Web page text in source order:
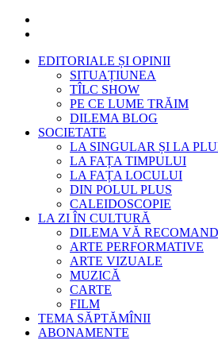
EDITORIALE ȘI OPINII
SITUAȚIUNEA
TÎLC SHOW
PE CE LUME TRĂIM
DILEMA BLOG
SOCIETATE
LA SINGULAR ȘI LA
LA FAȚA TIMPULUI
LA FAȚA LOCULUI
DIN POLUL PLUS
CALEIDOSCOPIE
LA ZI ÎN CULTURĂ
DILEMA VĂ
ARTE PERFORMATIVE
ARTE VIZUALE
MUZICĂ
CARTE
FILM
TEMA SĂPTĂMÎNII
ABONAMENTE